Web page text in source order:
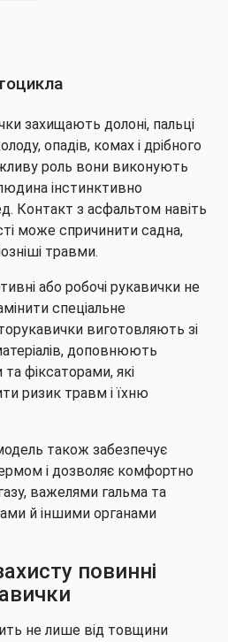
захищають долоні, пальці
опадів, комах і дрібного
роль вони виконують
інстинктивно
Контакт з асфальтом навіть
може спричинити садна,
травми.
або робочі рукавички не
спеціальне
виготовляють зі
доповнюють
фіксаторами, які
ризик травм і їхню
також забезпечує
і дозволяє комфортно
важелями гальма та
й іншими органами
повинні
не лише від товщини